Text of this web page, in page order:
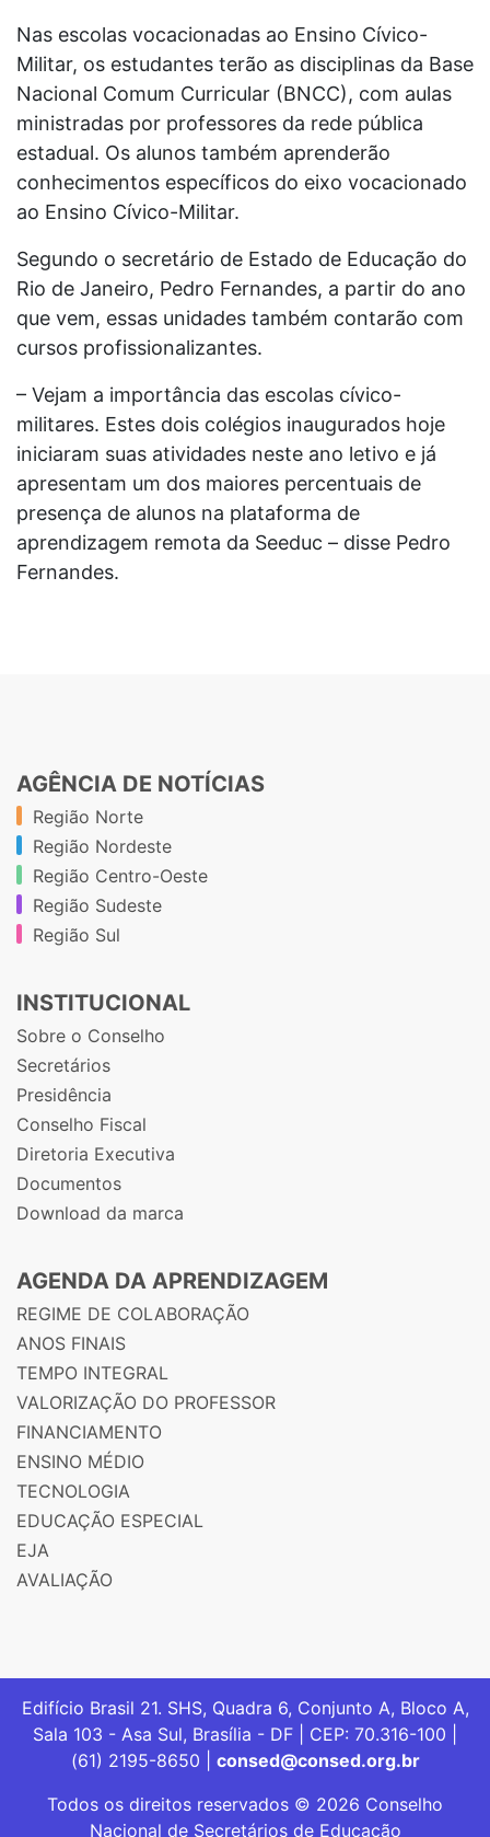
Nas escolas vocacionadas ao Ensino Cívico-
Militar, os estudantes terão as disciplinas da Base
Nacional Comum Curricular (BNCC), com aulas
ministradas por professores da rede pública
estadual. Os alunos também aprenderão
conhecimentos específicos do eixo vocacionado
ao Ensino Cívico-Militar.
Segundo o secretário de Estado de Educação do
Rio de Janeiro, Pedro Fernandes, a partir do ano
que vem, essas unidades também contarão com
cursos profissionalizantes.
– Vejam a importância das escolas cívico-
militares. Estes dois colégios inaugurados hoje
iniciaram suas atividades neste ano letivo e já
apresentam um dos maiores percentuais de
presença de alunos na plataforma de
aprendizagem remota da Seeduc – disse Pedro
Fernandes.
AGÊNCIA DE NOTÍCIAS
Região Norte
Região Nordeste
Região Centro-Oeste
Região Sudeste
Região Sul
INSTITUCIONAL
Sobre o Conselho
Secretários
Presidência
Conselho Fiscal
Diretoria Executiva
Documentos
Download da marca
AGENDA DA APRENDIZAGEM
REGIME DE COLABORAÇÃO
ANOS FINAIS
TEMPO INTEGRAL
VALORIZAÇÃO DO PROFESSOR
FINANCIAMENTO
ENSINO MÉDIO
TECNOLOGIA
EDUCAÇÃO ESPECIAL
EJA
AVALIAÇÃO
Edifício Brasil 21. SHS, Quadra 6, Conjunto A, Bloco A,
Sala 103 - Asa Sul, Brasília - DF | CEP: 70.316-100 |
(61) 2195-8650 | consed@consed.org.br
Todos os direitos reservados © 2026 Conselho
Nacional de Secretários de Educação